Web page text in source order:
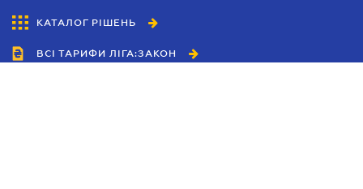
КАТАЛОГ РІШЕНЬ
ВСІ ТАРИФИ ЛІГА:ЗАКОН